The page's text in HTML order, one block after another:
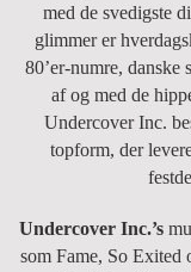
med de svedig­ste
glimmer er
80’er-numre, danske
af og med de
Undercover Inc.
topform, der
Undercover Inc.’s
som Fame, So Exited